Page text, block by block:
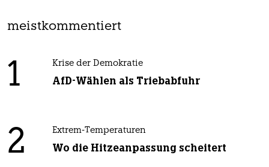
meistkommentiert
1 Krise der Demokratie
AfD-Wählen als Triebabfuhr
2 Extrem-Temperaturen
Wo die Hitzeanpassung scheitert